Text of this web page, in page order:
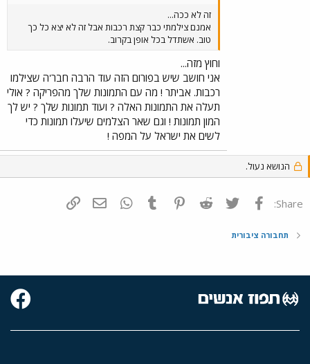
זה לא ככה...
אמנם צילמתי כבר קצת רכבות אבל זה לא יצא כל כך
טוב. אשתדל בכל אופן בקרוב.
וחוץ מזה...
אני חושב שיש בפורום הזה עוד הרבה חבר'ה שצילמו
רכבות. אביתר ! מה עם התמונות שלך מהפריקה ? אולי
תעלה את התמונות האלה ? ועוד תמונות שלך ? יש לך
המון תמונות ! וגם שאר הצלמים שיעלו תמונות כדי
לשים את ישראל על המפה !
הנושא נעול.
Share: פייסבוק Twitter
Reddit
Pinterest
Tumblr
WhatsAppדואר אלקטרוני
תחבורה ציבורית